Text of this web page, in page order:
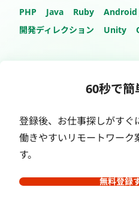
PHP Java Ruby Android
開発ディレクション
Unity
60秒で簡
登録後、お仕事探しがすぐ
働きやすいリモートワーク
す。
無料登録